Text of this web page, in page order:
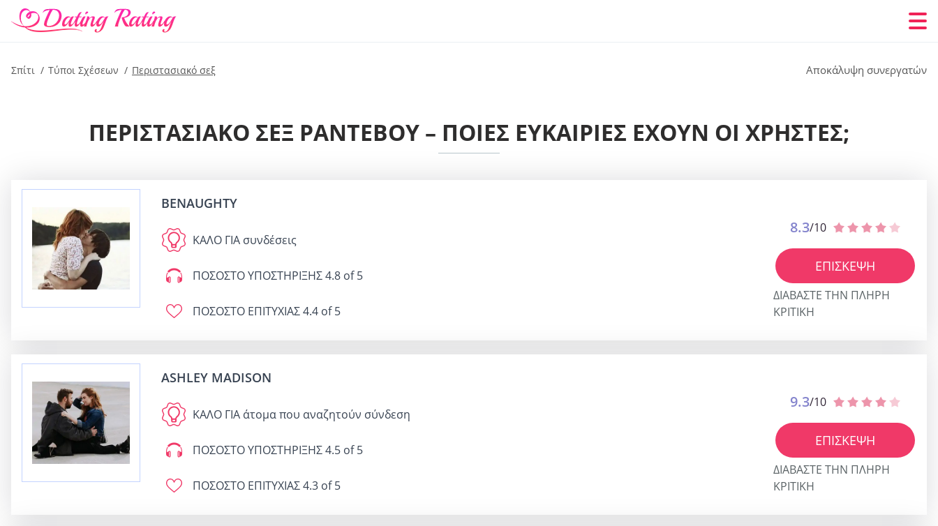
Σπίτι Τύποι Σχέσεων Περιστασιακό σεξ Αποκάλυψη συνεργατών
ΠΕΡΙΣΤΑΣΙΑΚΌ ΣΕΞ ΡΑΝΤΕΒΟΎ – ΠΟΙΕΣ ΕΥΚΑΙΡΊΕΣ ΈΧΟΥΝ ΟΙ ΧΡΉΣΤΕΣ;
BENAUGHTY
ΚΑΛΟ ΓΙΑ συνδέσεις
ΠΟΣΟΣΤΟ ΥΠΟΣΤΗΡΙΞΗΣ4.8 of 5
ΠΟΣΟΣΤΟ ΕΠΙΤΥΧΙΑΣ4.4 of 5
8.3/10
ΕΠΊΣΚΕΨΗ
ΔΙΑΒΆΣΤΕ ΤΗΝ ΠΛΉΡΗ
ΚΡΙΤΙΚΉ
ASHLEY MADISON
ΚΑΛΟ ΓΙΑ άτομα που αναζητούν σύνδεση
ΠΟΣΟΣΤΟ ΥΠΟΣΤΗΡΙΞΗΣ4.5 of 5
ΠΟΣΟΣΤΟ ΕΠΙΤΥΧΙΑΣ4.3 of 5
9.3/10
ΕΠΊΣΚΕΨΗ
ΔΙΑΒΆΣΤΕ ΤΗΝ ΠΛΉΡΗ
ΚΡΙΤΙΚΉ